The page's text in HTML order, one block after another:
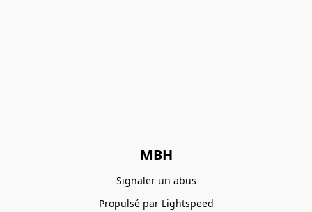
MBH
Signaler un abus
Propulsé par Lightspeed